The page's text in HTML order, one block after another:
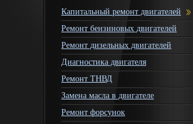
Капитальный ремонт двигателей
Ремонт бензиновых двигателей
Ремонт дизельных двигателей
Диагностика двигателя
Ремонт ТНВД
Замена масла в двигателе
Ремонт форсунок